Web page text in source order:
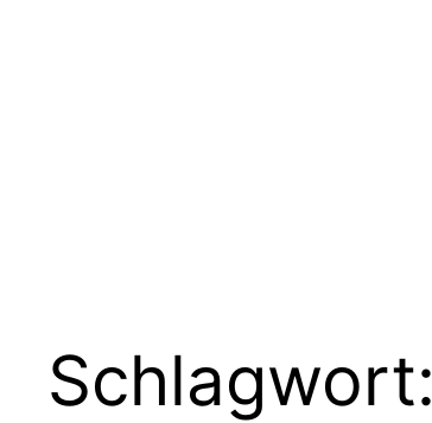
Schlagwort: